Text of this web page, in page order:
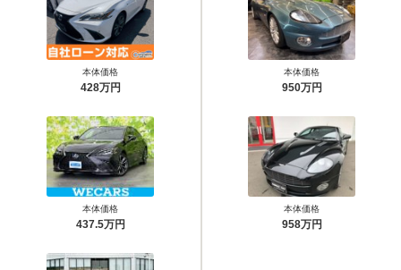
本体価格
428万円
本体価格
437.5万円
本体価格
950万円
本体価格
958万円